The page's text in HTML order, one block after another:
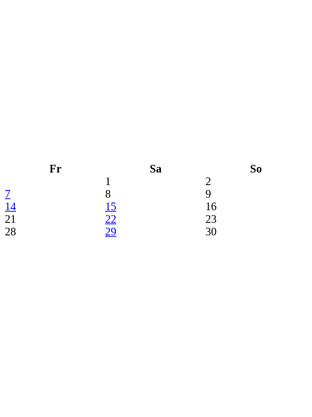
Fr Sa
So
1
2
7 8
9
14 15
16
21 22
23
28 29
30